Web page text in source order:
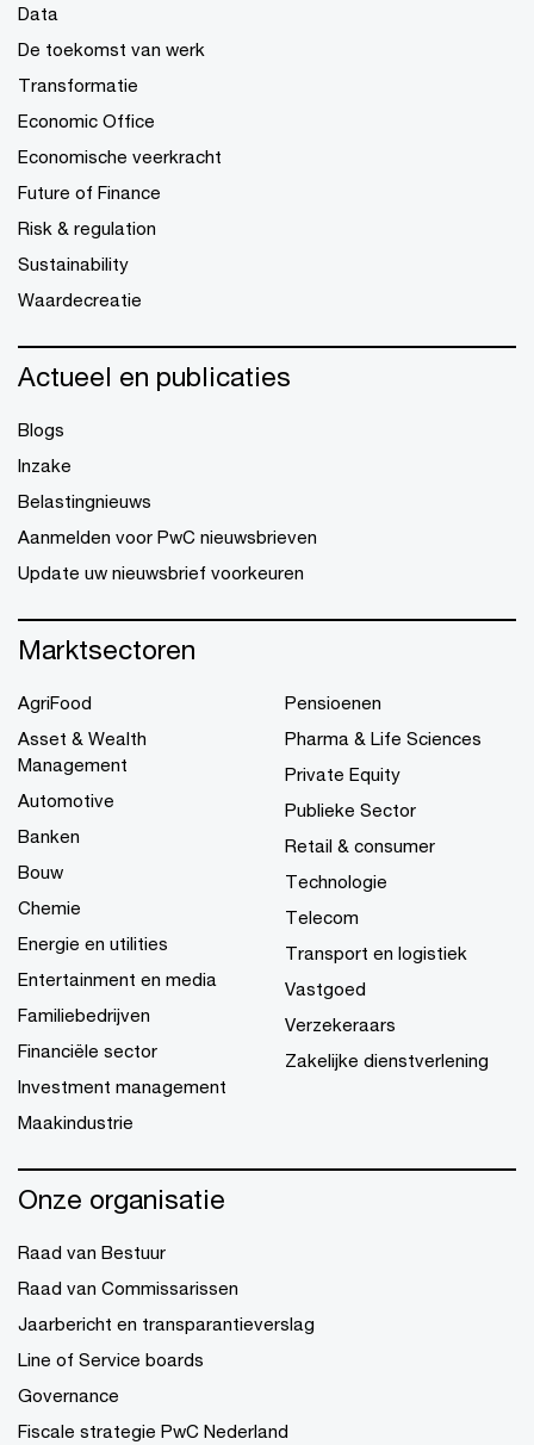
Data
De toekomst van werk
Transformatie
Economic Office
Economische veerkracht
Future of Finance
Risk & regulation
Sustainability
Waardecreatie
Actueel en publicaties
Blogs
Inzake
Belastingnieuws
Aanmelden voor PwC nieuwsbrieven
Update uw nieuwsbrief voorkeuren
Marktsectoren
AgriFood
Asset & Wealth
Management
Automotive
Banken
Bouw
Chemie
Energie en utilities
Entertainment en media
Familiebedrijven
Financiële sector
Investment management
Maakindustrie
Pensioenen
Pharma & Life Sciences
Private Equity
Publieke Sector
Retail & consumer
Technologie
Telecom
Transport en logistiek
Vastgoed
Verzekeraars
Zakelijke dienstverlening
Onze organisatie
Raad van Bestuur
Raad van Commissarissen
Jaarbericht en transparantieverslag
Line of Service boards
Governance
Fiscale strategie PwC Nederland